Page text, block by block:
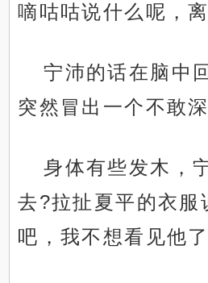
嘀咕咕说什么呢，
宁沛的话在脑中
突然冒出一个不敢
身体有些发木，
去?拉扯夏平的衣服
吧，我不想看见他